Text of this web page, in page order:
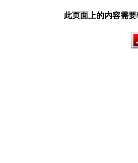
此页面上的内容需